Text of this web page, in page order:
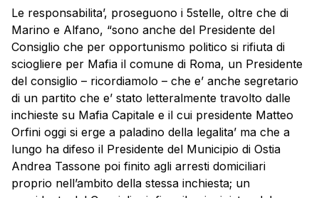
Le responsabilita’, proseguono i 5stelle, oltre che di
Marino e Alfano, “sono anche del Presidente del
Consiglio che per opportunismo politico si rifiuta di
sciogliere per Mafia il comune di Roma, un Presidente
del consiglio – ricordiamolo – che e’ anche segretario
di un partito che e’ stato letteralmente travolto dalle
inchieste su Mafia Capitale e il cui presidente Matteo
Orfini oggi si erge a paladino della legalita’ ma che a
lungo ha difeso il Presidente del Municipio di Ostia
Andrea Tassone poi finito agli arresti domiciliari
proprio nell’ambito della stessa inchiesta; un